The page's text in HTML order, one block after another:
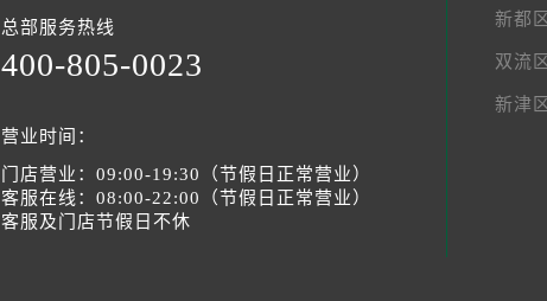
总部服务热线
400-805-0023
营业时间：
门店营业：09:00-19:30（节假日正常营业）
客服在线：08:00-22:00（节假日正常营业）
客服及门店节假日不休
新都
双流
新津